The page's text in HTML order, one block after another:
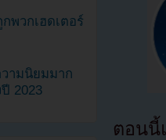
ตอนนี้
พวกเฮดเตอร์
ามนิยมมาก
2023